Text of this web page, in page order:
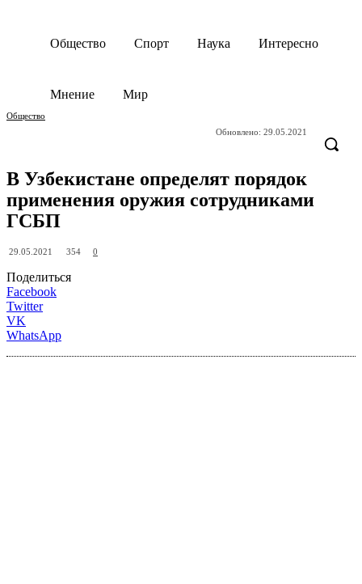
Общество Спорт Наука Интересно
Мнение Мир
Общество
Обновлено: 29.05.2021
В Узбекистане определят порядок
применения оружия сотрудниками
ГСБП
29.05.2021 354 0
Поделиться
Facebook
Twitter
VK
WhatsApp